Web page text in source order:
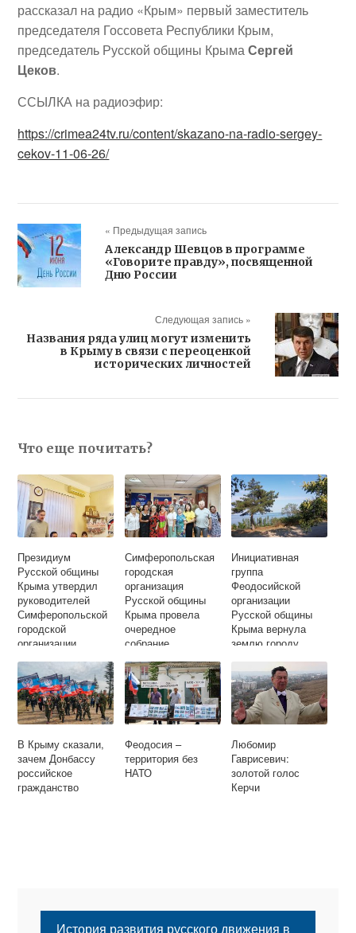
рассказал на радио «Крым» первый заместитель
председателя Госсовета Республики Крым,
председатель Русской общины КрымаСергей
Цеков.
ССЫЛКА на радиоэфир:
https://crimea24tv.ru/content/skazano-na-radio-sergey-
cekov-11-06-26/
« Предыдущая запись
Александр Шевцов в программе
«Говорите правду», посвященной
Дню России
Следующая запись »
Названия ряда улиц могут изменить
в Крыму в связи с переоценкой
исторических личностей
Что еще почитать?
Президиум
Русской общины
Крыма утвердил
руководителей
Симферопольской
городской
организации
Симферопольская
городская
организация
Русской общины
Крыма провела
очередное
собрание
Инициативная
группа
Феодосийской
организации
Русской общины
Крыма вернула
землю городу
В Крыму сказали,
зачем Донбассу
российское
гражданство
Феодосия –
территория без
НАТО
Любомир
Гаврисевич:
золотой голос
Керчи
История развития русского движения в